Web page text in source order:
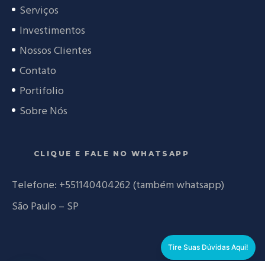
Serviços
Investimentos
Nossos Clientes
Contato
Portifolio
Sobre Nós
CLIQUE E FALE NO WHATSAPP
Telefone: +551140404262 (também whatsapp)
São Paulo – SP
Tire Suas Dúvidas Aqui!